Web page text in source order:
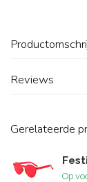
Reviews
Gerelateerde
Op